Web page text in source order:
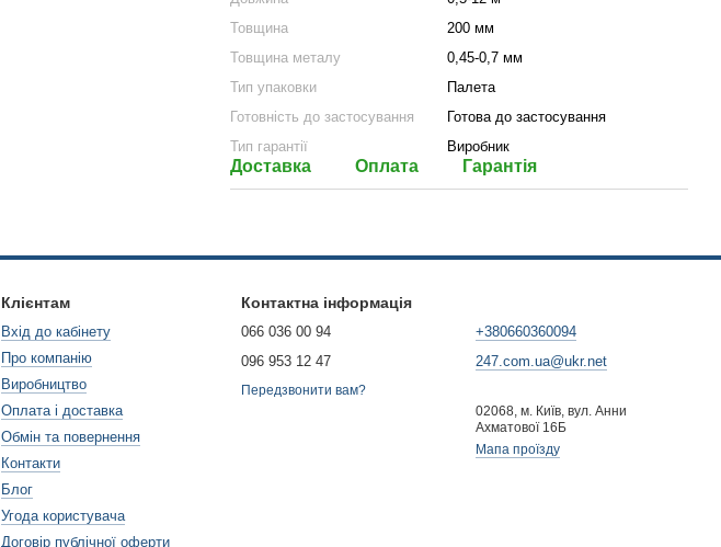
Товщина
200 мм
Товщина металу
0,45-0,7 мм
Тип упаковки
Палета
Готовність до застосування
Готова до застосування
Тип гарантії
Виробник
Доставка Оплата Гарантія
Клієнтам
Вхід до кабінету
Про компанію
Виробництво
Оплата і доставка
Обмін та повернення
Контакти
Блог
Угода користувача
Договір публічної оферти
Контактна інформація
066 036 00 94
096 953 12 47
Передзвонити вам?
+380660360094
247.com.ua@ukr.net
02068, м. Київ, вул. Анни
Ахматової 16Б
Мапа проїзду